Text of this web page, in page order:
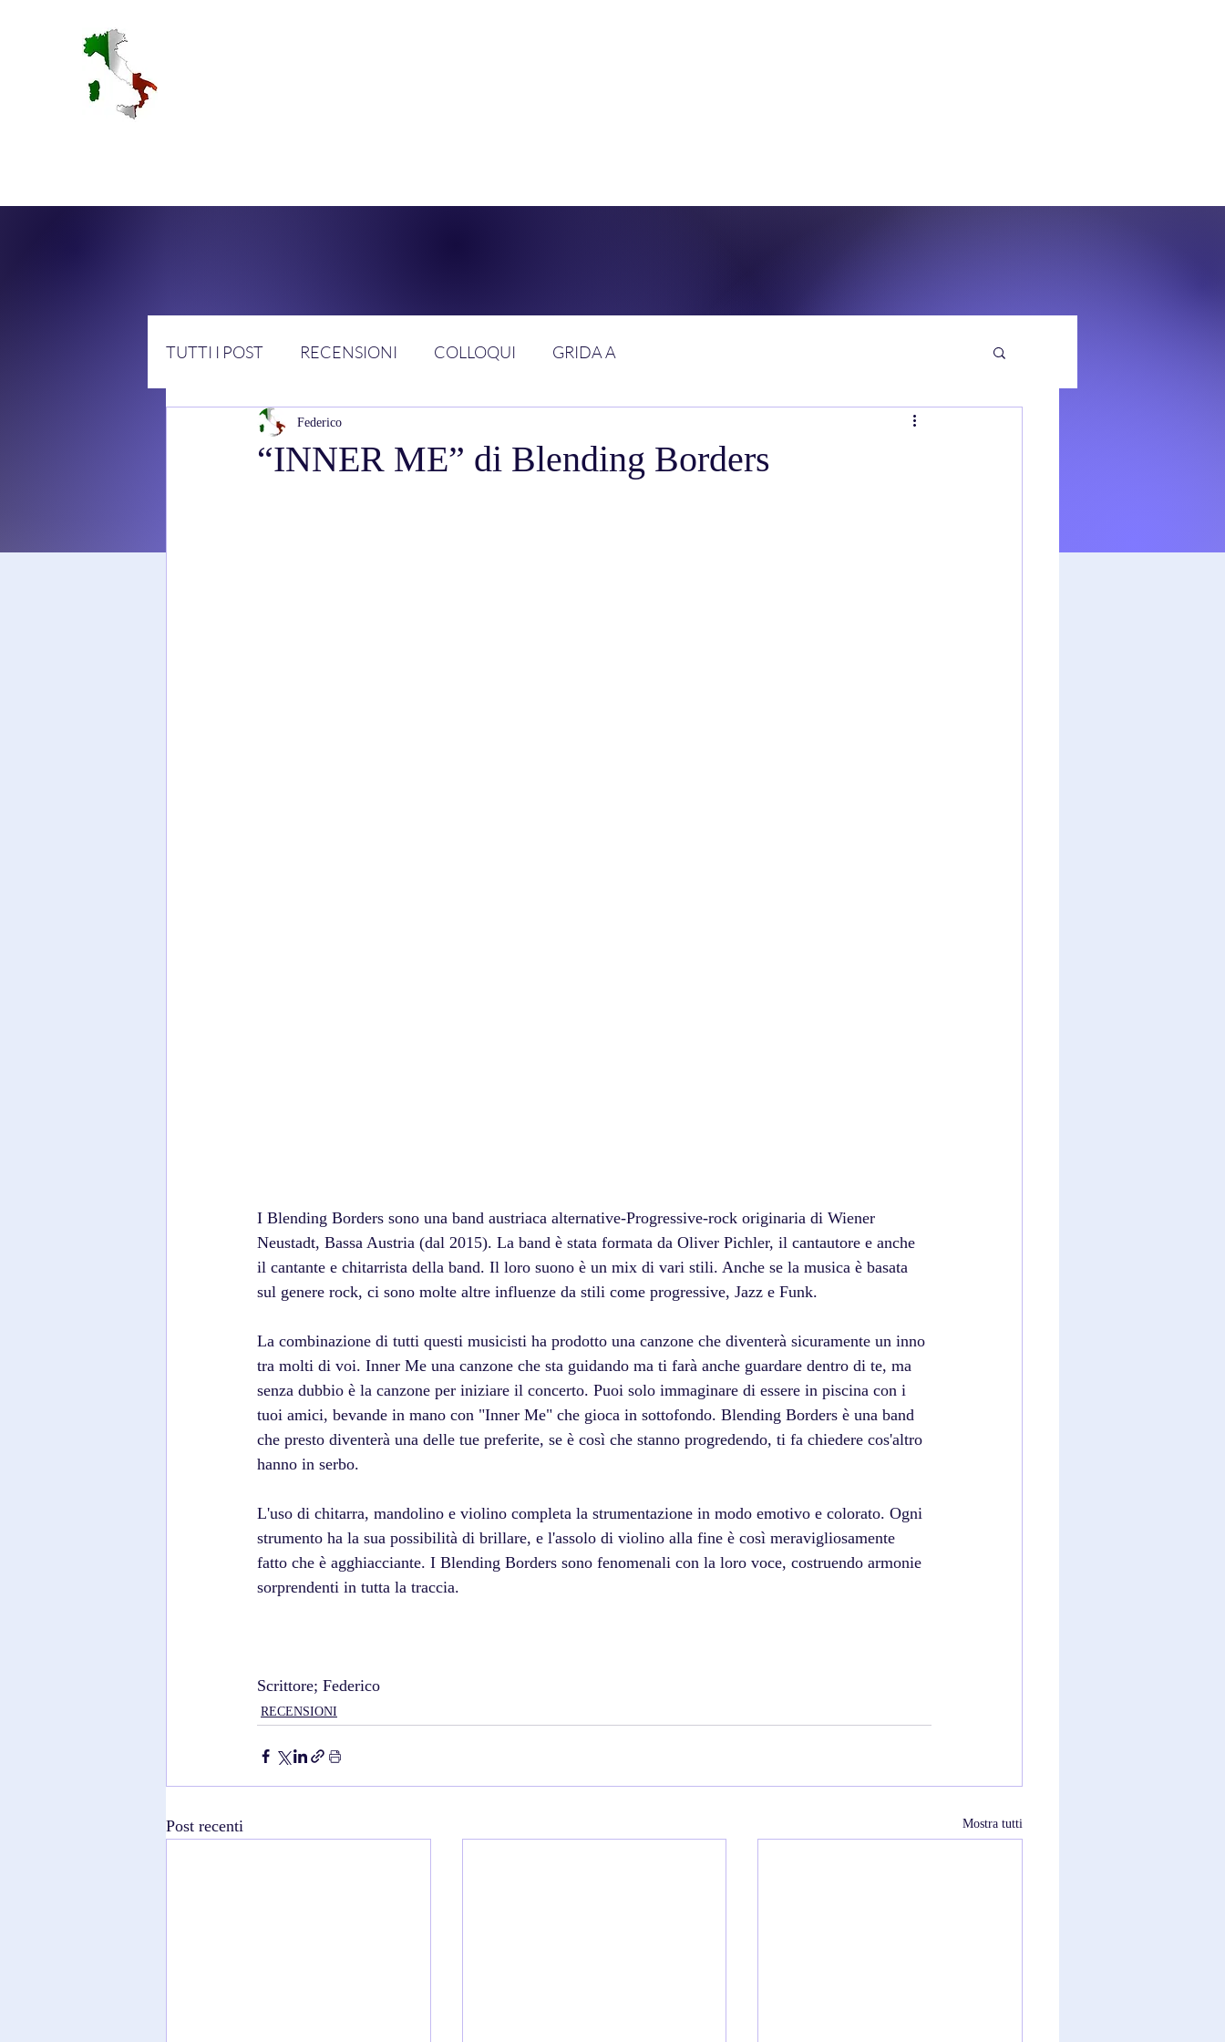
TUTTI I POST RECENSIONI COLLOQUI GRIDA A
“INNER ME” di Blending Borders
Federico
I Blending Borders sono una band austriaca alternative-Progressive-rock originaria di Wiener
Neustadt, Bassa Austria (dal 2015). La band è stata formata da Oliver Pichler, il cantautore e anche
il cantante e chitarrista della band. Il loro suono è un mix di vari stili. Anche se la musica è basata
sul genere rock, ci sono molte altre influenze da stili come progressive, Jazz e Funk.
La combinazione di tutti questi musicisti ha prodotto una canzone che diventerà sicuramente un inno
tra molti di voi. Inner Me una canzone che sta guidando ma ti farà anche guardare dentro di te, ma
senza dubbio è la canzone per iniziare il concerto. Puoi solo immaginare di essere in piscina con i
tuoi amici, bevande in mano con "Inner Me" che gioca in sottofondo. Blending Borders è una band
che presto diventerà una delle tue preferite, se è così che stanno progredendo, ti fa chiedere cos'altro
hanno in serbo.
L'uso di chitarra, mandolino e violino completa la strumentazione in modo emotivo e colorato. Ogni
strumento ha la sua possibilità di brillare, e l'assolo di violino alla fine è così meravigliosamente
fatto che è agghiacciante. I Blending Borders sono fenomenali con la loro voce, costruendo armonie
sorprendenti in tutta la traccia.
Scrittore; Federico
RECENSIONI
Post recenti Mostra tutti